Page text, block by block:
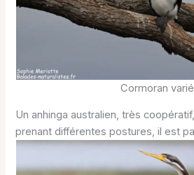
Cormoran varié
Un anhinga australien, très
prenant différentes postures, il est